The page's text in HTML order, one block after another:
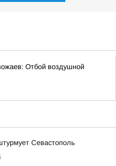
Отбой воздушной
Севастополь